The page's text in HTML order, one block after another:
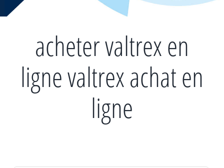
acheter valtrex en
ligne valtrex achat en
ligne